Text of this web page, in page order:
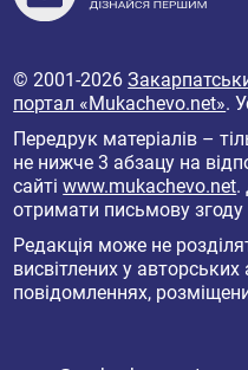
© 2001-2026
портал «Mukachevo.net».
Передрук матеріалів –
не нижче 3 абзацу на
сайтіwww.mukachevo.net.
отримати письмову згоду
Редакція може не
висвітлених у
повідомленнях,